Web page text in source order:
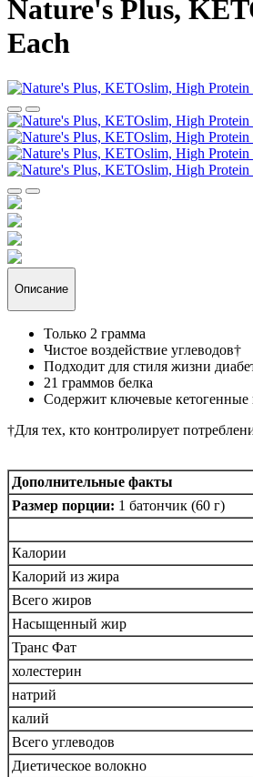
Nature's Plus,
Each
Описание
Только 2 грамма
Чистое воздействие углеводов†
Подходит для стиля жизни
21 граммов белка
Содержит ключевые кетогенные
†Для тех, кто контролирует
Дополнительные факты
Размер порции: 1 батончик (60 г)
Калории
Калорий из жира
Всего жиров
Насыщенный жир
Транс Фат
холестерин
натрий
калий
Всего углеводов
Диетическое волокно